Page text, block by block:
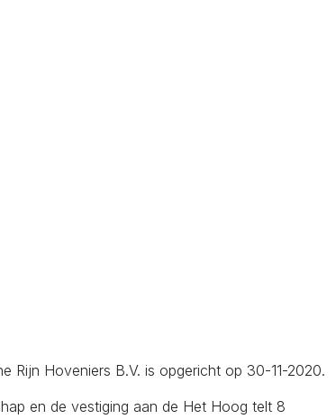
Rijn Hoveniers B.V. is opgericht op 30-11-2020.
en de vestiging aan de Het Hoog telt 8